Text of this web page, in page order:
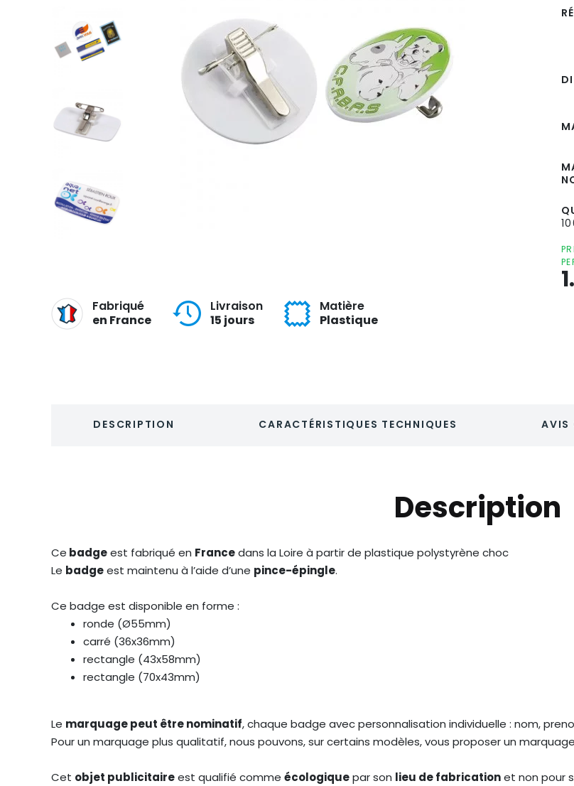
Fabriqué
en France
Livraison
15 jours
Matière
Plastique
DESCRIPTION CARACTÉRISTIQUES TECHNIQUES AVIS
Description
Ce badgeest fabriqué en Francedans la Loire à partir de plastique polystyrène choc
Le badgeest maintenu à l’aide d’une pince-épingle.
Ce badge est disponible en forme :
ronde (Ø55mm)
carré (36x36mm)
rectangle (43x58mm)
rectangle (70x43mm)
Le marquage peut être nominatif, chaque badge avec personnalisation individuelle : nom,
Pour un marquage plus qualitatif, nous pouvons, sur certains modèles, vous proposer un
Cet objet publicitaireest qualifié comme écologiquepar son lieu de fabricationet non pour